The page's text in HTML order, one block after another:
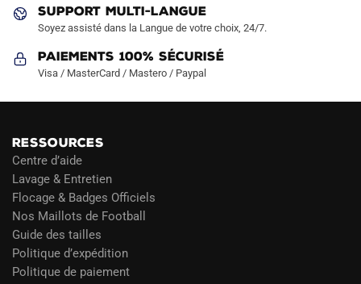
produit
SUPPORT MULTI-LANGUE
Soyez assisté dans la Langue de votre choix, 24/7.
Paiements 100% Sécurisé
Visa / MasterCard / Mastero / Paypal
RESSOURCES
Centre d’aide
Lavage & Entretien
Flocage & Badges Officiels
Nos Maillots de Football
Guide des tailles
Politique d’expédition
Politique de paiement